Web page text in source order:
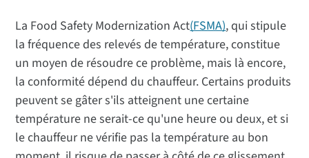
La Food Safety Modernization Act(FSMA), qui stipule
la fréquence des relevés de température, constitue
un moyen de résoudre ce problème, mais là encore,
la conformité dépend du chauffeur. Certains produits
peuvent se gâter s'ils atteignent une certaine
température ne serait-ce qu'une heure ou deux, et si
le chauffeur ne vérifie pas la température au bon